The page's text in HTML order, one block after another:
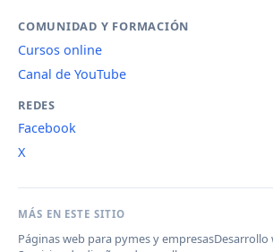
COMUNIDAD Y FORMACIÓN
Cursos online
Canal de YouTube
REDES
Facebook
X
MÁS EN ESTE SITIO
Páginas web para pymes y empresasDesarrollo